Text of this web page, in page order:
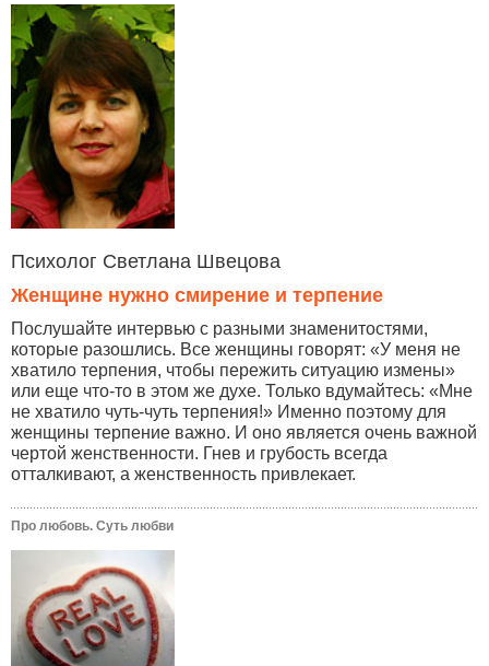
Психолог Светлана Швецова
Женщине нужно смирение и терпение
Послушайте интервью с разными знаменитостями,
которые разошлись. Все женщины говорят: «У меня не
хватило терпения, чтобы пережить ситуацию измены»
или еще что-то в этом же духе. Только вдумайтесь: «Мне
не хватило чуть-чуть терпения!» Именно поэтому для
женщины терпение важно. И оно является очень важной
чертой женственности. Гнев и грубость всегда
отталкивают, а женственность привлекает.
Про любовь. Суть любви